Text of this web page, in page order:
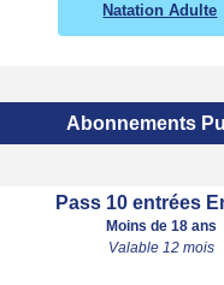
Natation Adulte
Abonnements
Pass 10 entrées
Moins de 18 ans
Valable 12 mois